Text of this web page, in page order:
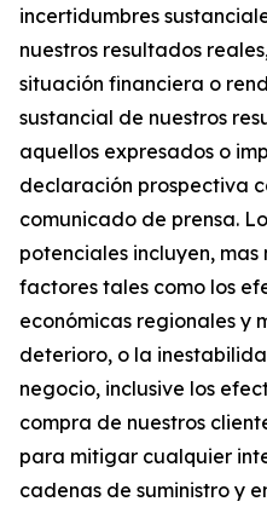
incertidumbres
nuestros resultados
situación financiera o
sustancial de nuestros
aquellos expresados o
declaración prospectiva
comunicado de prensa.
potenciales incluyen,
factores tales como los
económicas regionales y
deterioro, o la
negocio, inclusive los
compra de nuestros
para mitigar cualquier
cadenas de suministro y